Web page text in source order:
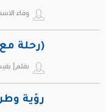
وفاء
(رحلة مع
بقلم|
رؤية